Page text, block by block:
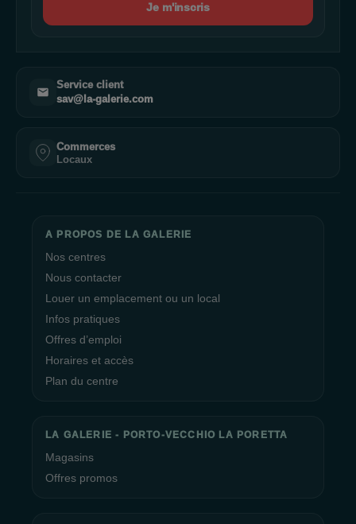
Je m'inscris
Service client
sav@la-galerie.com
Commerces
Locaux
A PROPOS DE LA GALERIE
Nos centres
Nous contacter
Louer un emplacement ou un local
Infos pratiques
Offres d’emploi
Horaires et accès
Plan du centre
LA GALERIE - PORTO-VECCHIO LA PORETTA
Magasins
Offres promos